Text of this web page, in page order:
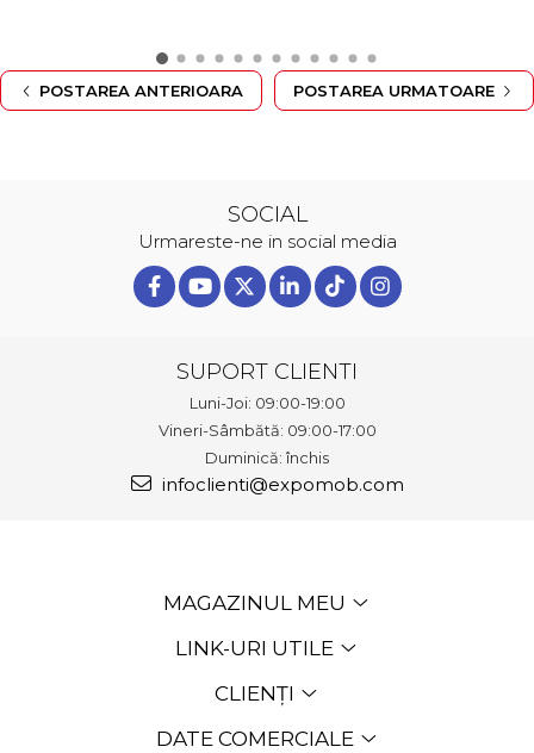
POSTAREA URMATOARE
POSTAREA ANTERIOARA
SOCIAL
Urmareste-ne in social media
SUPORT CLIENTI
Luni-Joi: 09:00-19:00
Vineri-Sâmbătă: 09:00-17:00
Duminică: închis
infoclienti@expomob.com
MAGAZINUL MEU
LINK-URI UTILE
CLIENȚI
DATE COMERCIALE